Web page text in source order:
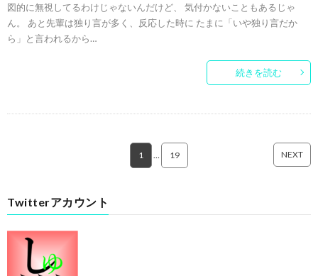
図的に無視してるわけじゃないんだけど、 気付かないこともあるじゃ
ん。 あと先輩は独り言が多く、反応した時に たまに「いや独り言だか
ら」と言われるから…
続きを読む
1 19 NEXT
Twitterアカウント